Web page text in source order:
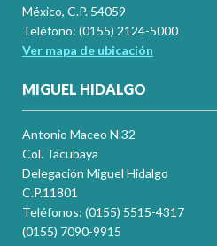
México, C.P. 54059
Teléfono: (0155) 2124-5000
Ver mapa de ubicación
MIGUEL HIDALGO
Antonio Maceo N.32
Col. Tacubaya
Delegación Miguel Hidalgo
C.P.11801
Teléfonos: (0155) 5515-4317
(0155) 7090-9915